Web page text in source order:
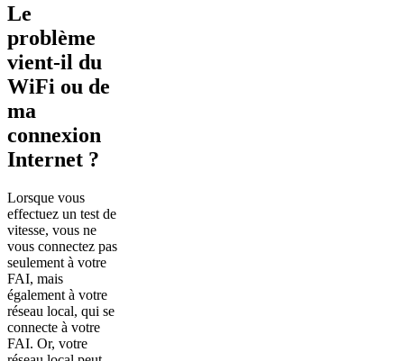
Le
problème
vient-il du
WiFi ou de
ma
connexion
Internet ?
Lorsque vous
effectuez un test de
vitesse, vous ne
vous connectez pas
seulement à votre
FAI, mais
également à votre
réseau local, qui se
connecte à votre
FAI. Or, votre